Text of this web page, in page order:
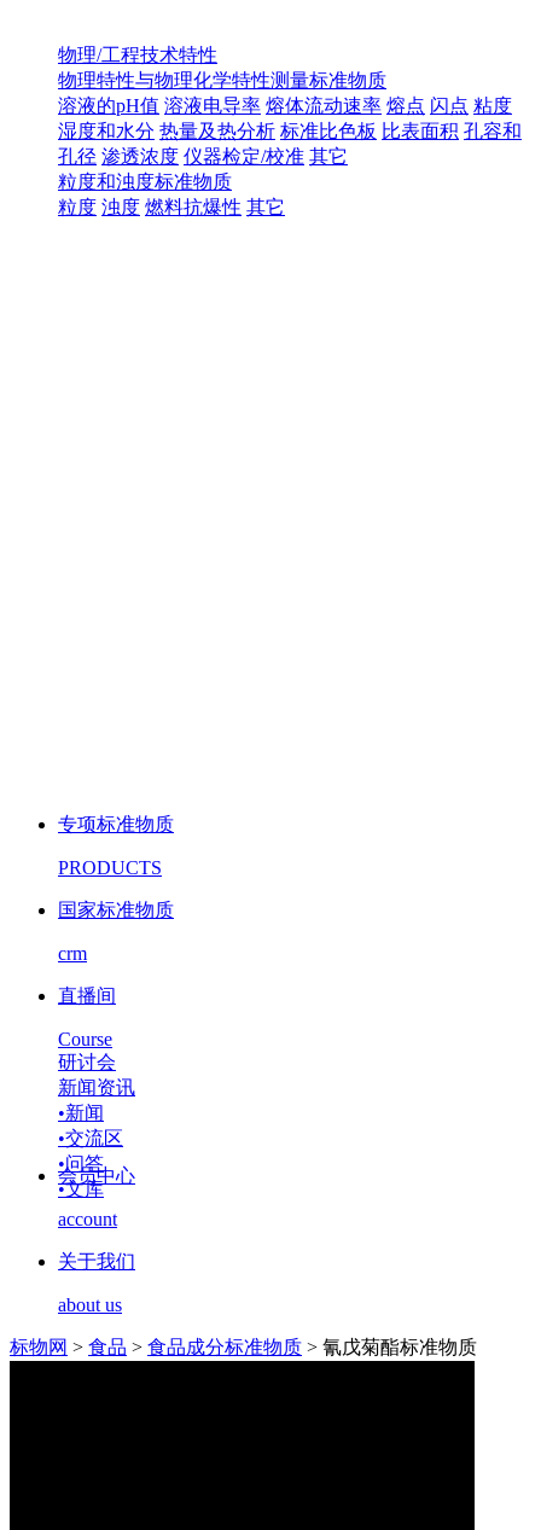
物理/工程技术特性
物理特性与物理化学特性测量标准物质
溶液的pH值 溶液电导率 熔体流动速率 熔点 闪点 粘度
湿度和水分 热量及热分析 标准比色板 比表面积 孔容和
孔径 渗透浓度 仪器检定/校准 其它
粒度和浊度标准物质
粒度 浊度 燃料抗爆性 其它
专项标准物质
PRODUCTS
国家标准物质
crm
直播间
Course
研讨会
新闻资讯
•新闻
•交流区
•问答
•文库
会员中心
account
关于我们
about us
标物网 > 食品 > 食品成分标准物质 > 氰戊菊酯标准物质